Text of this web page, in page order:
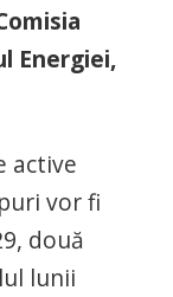
Energiei,
active
vor fi
două
lunii